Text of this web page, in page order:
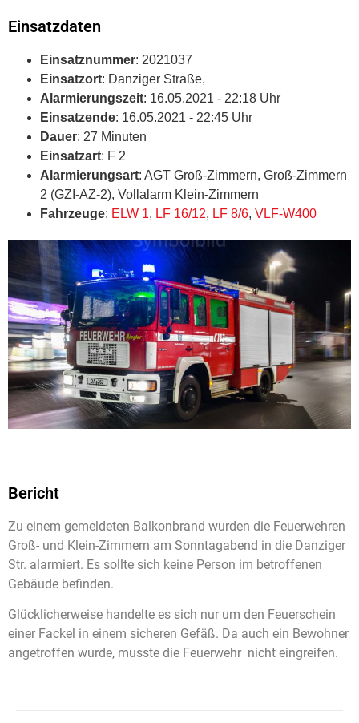
Einsatzdaten
Einsatznummer: 2021037
Einsatzort: Danziger Straße,
Alarmierungszeit: 16.05.2021 - 22:18 Uhr
Einsatzende: 16.05.2021 - 22:45 Uhr
Dauer: 27 Minuten
Einsatzart: F 2
Alarmierungsart: AGT Groß-Zimmern, Groß-Zimmern
2 (GZI-AZ-2), Vollalarm Klein-Zimmern
Fahrzeuge: ELW 1, LF 16/12, LF 8/6, VLF-W400
Bericht
Zu einem gemeldeten Balkonbrand wurden die Feuerwehren
Groß- und Klein-Zimmern am Sonntagabend in die Danziger
Str. alarmiert. Es sollte sich keine Person im betroffenen
Gebäude befinden.
Glücklicherweise handelte es sich nur um den Feuerschein
einer Fackel in einem sicheren Gefäß. Da auch ein Bewohner
angetroffen wurde, musste die Feuerwehr nicht eingreifen.